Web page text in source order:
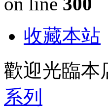
收藏本站
歡迎光臨本
系列